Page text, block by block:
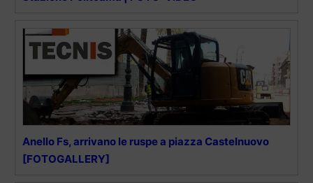
Anello Fs, arrivano le ruspe a piazza Castelnuovo
[FOTOGALLERY]